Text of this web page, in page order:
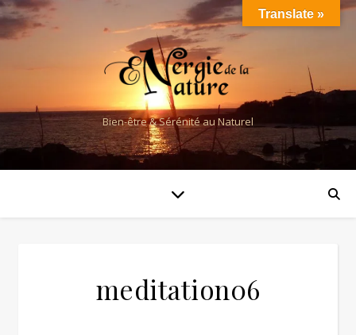
Bien-être & Sérénité au Naturel
meditation06
Translate »